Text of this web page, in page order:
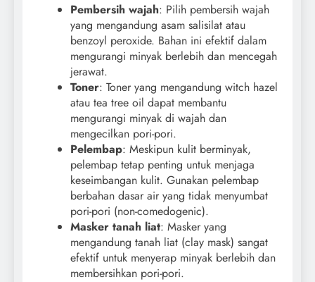
Pembersih wajah: Pilih pembersih wajah
yang mengandung asam salisilat atau
benzoyl peroxide. Bahan ini efektif dalam
mengurangi minyak berlebih dan mencegah
jerawat.
Toner: Toner yang mengandung witch hazel
atau tea tree oil dapat membantu
mengurangi minyak di wajah dan
mengecilkan pori-pori.
Pelembap: Meskipun kulit berminyak,
pelembap tetap penting untuk menjaga
keseimbangan kulit. Gunakan pelembap
berbahan dasar air yang tidak menyumbat
pori-pori (non-comedogenic).
Masker tanah liat: Masker yang
mengandung tanah liat (clay mask) sangat
efektif untuk menyerap minyak berlebih dan
membersihkan pori-pori.